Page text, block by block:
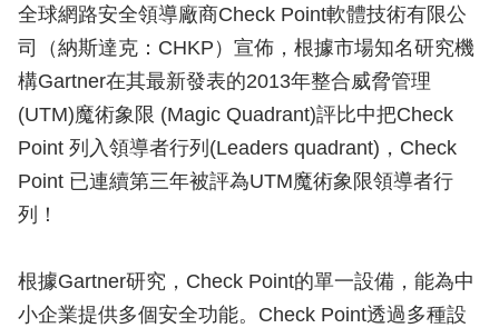
全球網路安全領導廠商Check Point軟體技術有限公
司（納斯達克：CHKP）宣佈，根據市場知名研究機
構Gartner在其最新發表的2013年整合威脅管理
(UTM)魔術象限 (Magic Quadrant)評比中把Check
Point 列入領導者行列(Leaders quadrant)，Check
Point 已連續第三年被評為UTM魔術象限領導者行
列！
根據Gartner研究，Check Point的單一設備，能為中
小企業提供多個安全功能。Check Point透過多種設